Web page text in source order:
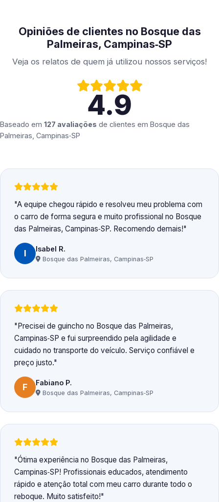
Opiniões de clientes no Bosque das
Palmeiras, Campinas‑SP
Veja os relatos de quem já utilizou nossos serviços!
4.9
Baseado em 127 avaliações de clientes em Bosque das
Palmeiras, Campinas‑SP
A equipe chegou rápido e resolveu meu problema com
o carro de forma segura e muito profissional no Bosque
das Palmeiras, Campinas‑SP. Recomendo demais!
I Isabel R.
Bosque das Palmeiras, Campinas‑SP
Precisei de guincho no Bosque das Palmeiras,
Campinas‑SP e fui surpreendido pela agilidade e
cuidado no transporte do veículo. Serviço confiável e
preço justo.
F Fabiano P.
Bosque das Palmeiras, Campinas‑SP
Ótima experiência no Bosque das Palmeiras,
Campinas‑SP! Profissionais educados, atendimento
rápido e atenção total com meu carro durante todo o
reboque. Muito satisfeito!